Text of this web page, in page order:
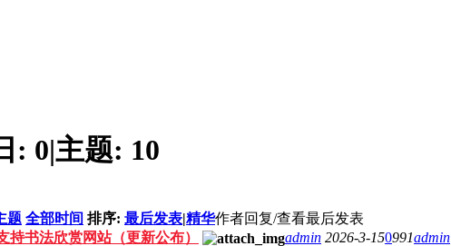
: 0|主题: 10
题 全部时间 排序: 最后发表|精华作者回复/查看最后发表
持书法欣赏网站（更新公布）
admin 2026-3-150991admin